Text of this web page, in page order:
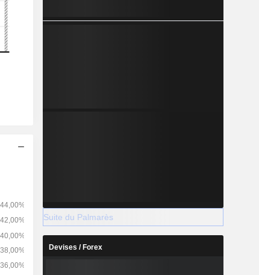
Suite du Palmarès
Devises / Forex